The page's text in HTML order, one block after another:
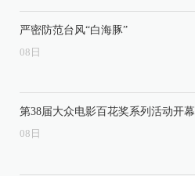
严密防范台风“白海豚”
08 日
第38届大众电影百花奖系列活动开幕
08 日